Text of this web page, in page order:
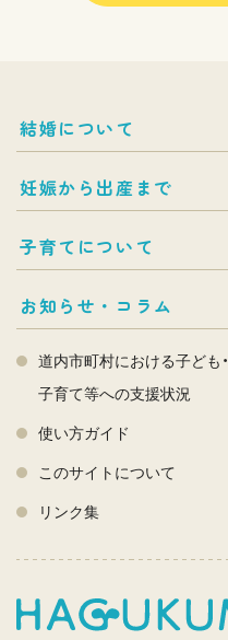
結婚について
妊娠から出産まで
子育てについて
お知らせ・コラム
道内市町村における子ども・
子育て等への支援状況
使い方ガイド
このサイトについて
リンク集